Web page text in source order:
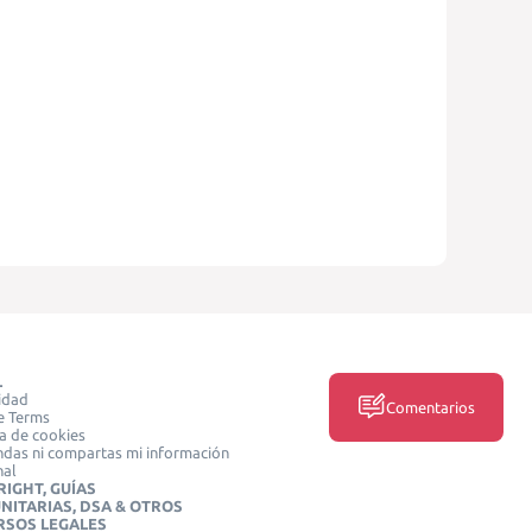
Terms
de cookies
ni compartas mi información
GUÍAS
DSA & OTROS
LEGALES
Comentarios